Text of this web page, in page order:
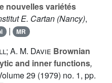
nouvelles variétés
E. Cartan (Nancy),
| MR
A. M. Davie Brownian
and inner functions,
29 (1979) no. 1, pp.